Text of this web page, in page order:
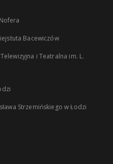
Bacewiczów
i Teatralna im. L.
Strzemińskiego w Łodzi